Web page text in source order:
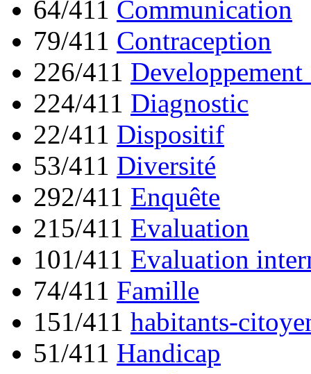
64/411 Communication
79/411 Contraception
226/411
224/411 Diagnostic
22/411 Dispositif
53/411 Diversité
292/411 Enquête
215/411 Evaluation
101/411 Evaluation
74/411 Famille
151/411 habitants-
51/411 Handicap